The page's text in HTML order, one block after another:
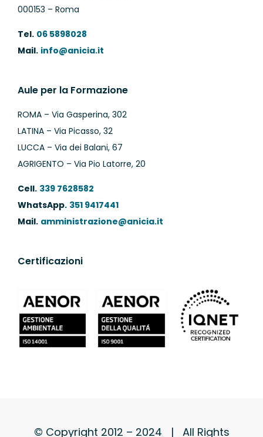
000153 – Roma
Tel. 06 5898028
Mail. info@anicia.it
Aule per la Formazione
ROMA – Via Gasperina, 302
LATINA – Via Picasso, 32
LUCCA – Via dei Balani, 67
AGRIGENTO – Via Pio Latorre, 20
Cell. 339 7628582
WhatsApp. 351 9417441
Mail. amministrazione@anicia.it
Certificazioni
© Copyright 2012 – 2024 | All Rights